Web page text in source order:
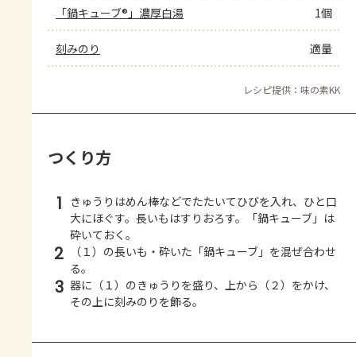
「鍋キューブ®」濃厚白湯 1個
刻みのり 適量
レシピ提供：味の素KK
つくり方
1
きゅうりはめん棒などでたたいてひびを入れ、ひと口
大にほぐす。長いもはすりおろす。「鍋キューブ」は
砕いておく。
2
（１）の長いも・砕いた「鍋キューブ」を混ぜ合わせ
る。
3 器に（１）のきゅうりを盛り、上から（２）をかけ、
その上に刻みのりを飾る。